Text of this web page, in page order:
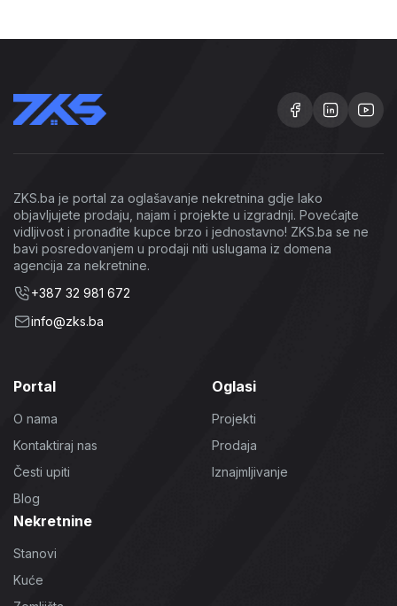
ZKS.ba je portal za oglašavanje nekretnina gdje lako
objavljujete prodaju, najam i projekte u izgradnji. Povećajte
vidljivost i pronađite kupce brzo i jednostavno! ZKS.ba se ne
bavi posredovanjem u prodaji niti uslugama iz domena
agencija za nekretnine.
+387 32 981 672
info@zks.ba
Portal
O nama
Kontaktiraj nas
Česti upiti
Blog
Oglasi
Projekti
Prodaja
Iznajmljivanje
Nekretnine
Stanovi
Kuće